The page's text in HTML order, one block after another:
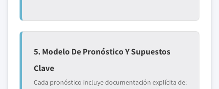
5. Modelo De Pronóstico Y Supuestos
Clave
Cada pronóstico incluye documentación explícita de: